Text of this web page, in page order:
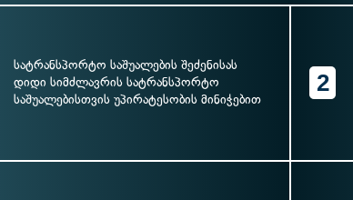
სატრანსპორტო საშუალების შეძენისას
დიდი სიმძლავრის სატრანსპორტო
საშუალებისთვის უპირატესობის მინიჭებით
2